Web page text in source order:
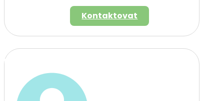
Kontaktovat